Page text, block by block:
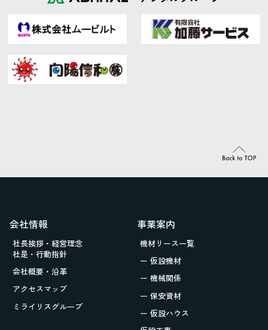
会社情報
社長挨拶・経営理念
社是・行動指針
会社概要・沿革
アクセスマップ
ミライリスグループ
事業案内
機材リース一覧
ー 仮設機材
ー 機械関係
ー 保安資材
ー 仮設ハウス